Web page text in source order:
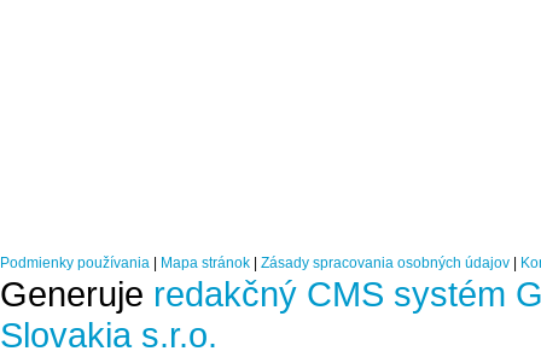
Podmienky používania Mapa stránok Zásady spracovania osobných údajov
Generuje redakčný CMS systém
Slovakia s.r.o.